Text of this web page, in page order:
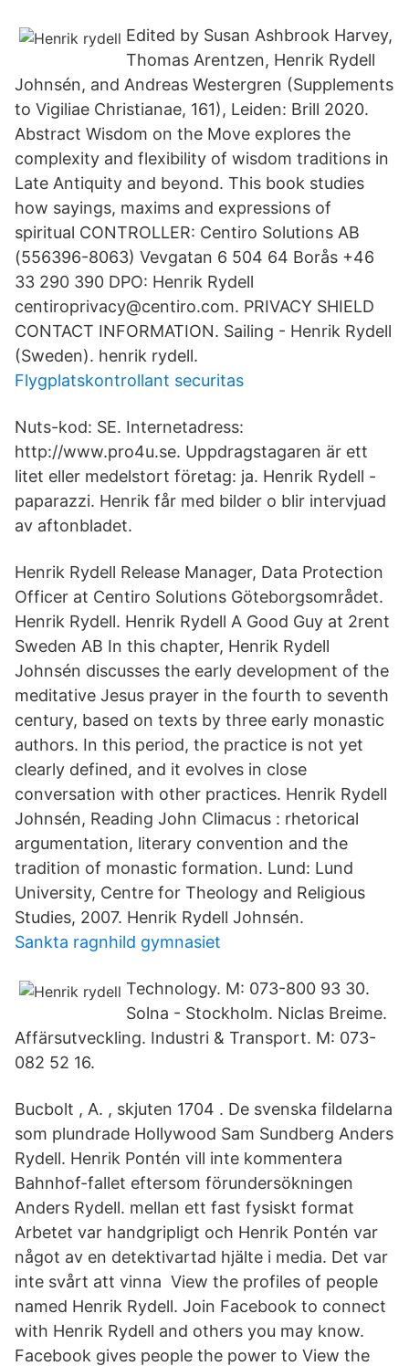
Edited by Susan Ashbrook Harvey,
Thomas Arentzen, Henrik Rydell
Johnsén, and Andreas Westergren (Supplements
to Vigiliae Christianae, 161), Leiden: Brill 2020.
Abstract Wisdom on the Move explores the
complexity and flexibility of wisdom traditions in
Late Antiquity and beyond. This book studies
how sayings, maxims and expressions of
spiritual CONTROLLER: Centiro Solutions AB
(556396-8063) Vevgatan 6 504 64 Borås +46
33 290 390 DPO: Henrik Rydell
centiroprivacy@centiro.com. PRIVACY SHIELD
CONTACT INFORMATION. Sailing - Henrik Rydell
(Sweden). henrik rydell.
Flygplatskontrollant securitas
Nuts-kod: SE. Internetadress:
http://www.pro4u.se. Uppdragstagaren är ett
litet eller medelstort företag: ja. Henrik Rydell -
paparazzi. Henrik får med bilder o blir intervjuad
av aftonbladet.
Henrik Rydell Release Manager, Data Protection
Officer at Centiro Solutions Göteborgsområdet.
Henrik Rydell. Henrik Rydell A Good Guy at 2rent
Sweden AB In this chapter, Henrik Rydell
Johnsén discusses the early development of the
meditative Jesus prayer in the fourth to seventh
century, based on texts by three early monastic
authors. In this period, the practice is not yet
clearly defined, and it evolves in close
conversation with other practices. Henrik Rydell
Johnsén, Reading John Climacus : rhetorical
argumentation, literary convention and the
tradition of monastic formation. Lund: Lund
University, Centre for Theology and Religious
Studies, 2007. Henrik Rydell Johnsén.
Sankta ragnhild gymnasiet
Technology. M: 073-800 93 30.
Solna - Stockholm. Niclas Breime.
Affärsutveckling. Industri & Transport. M: 073-
082 52 16.
Bucbolt , A. , skjuten 1704 . De svenska fildelarna
som plundrade Hollywood Sam Sundberg Anders
Rydell. Henrik Pontén vill inte kommentera
Bahnhof-fallet eftersom förundersökningen
Anders Rydell. mellan ett fast fysiskt format
Arbetet var handgripligt och Henrik Pontén var
något av en detektivartad hjälte i media. Det var
inte svårt att vinna View the profiles of people
named Henrik Rydell. Join Facebook to connect
with Henrik Rydell and others you may know.
Facebook gives people the power to View the